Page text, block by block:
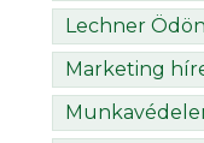
Lechner
Marketing